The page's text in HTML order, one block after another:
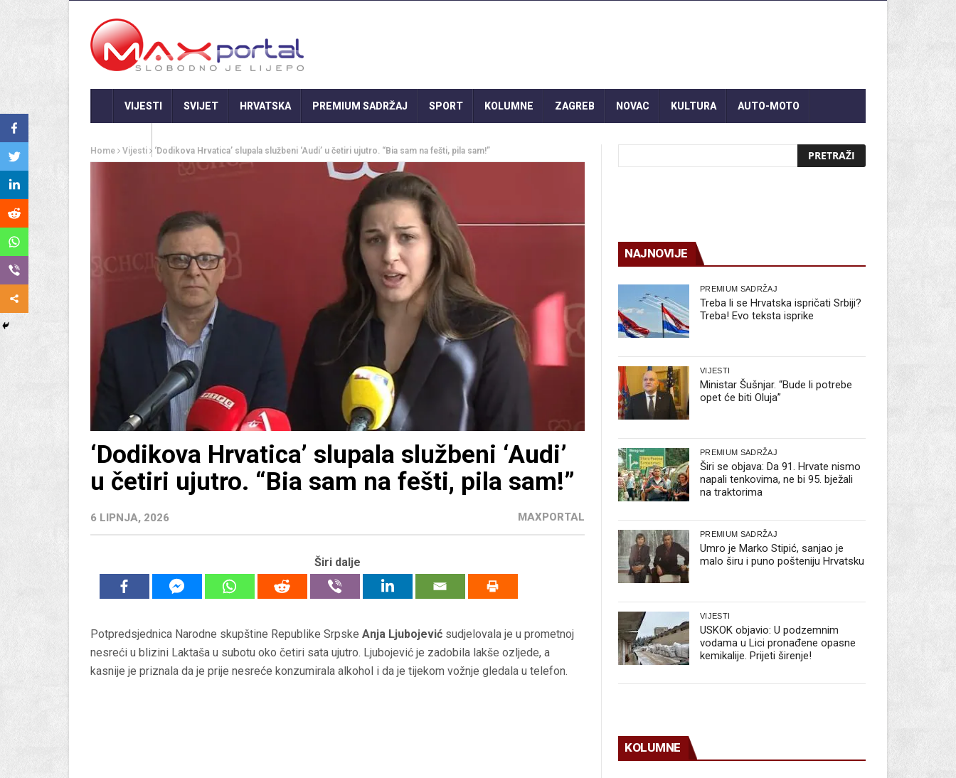
VIJESTI SVIJET HRVATSKA PREMIUM SADRŽAJ SPORT KOLUMNE ZAGREB NOVAC KULTURA AUTO-MOTO
Home Vijesti ‘Dodikova Hrvatica’ slupala službeni ‘Audi’ u četiri ujutro. “Bia sam na fešti, pila sam!”
‘Dodikova Hrvatica’ slupala službeni ‘Audi’
u četiri ujutro. “Bia sam na fešti, pila sam!”
6 LIPNJA, 2026 MAXPORTAL
Širi dalje
Potpredsjednica Narodne skupštine Republike Srpske Anja Ljubojević sudjelovala je u prometnoj
nesreći u blizini Laktaša u subotu oko četiri sata ujutro. Ljubojević je zadobila lakše ozljede, a
kasnije je priznala da je prije nesreće konzumirala alkohol i da je tijekom vožnje gledala u telefon.
NAJNOVIJE
PREMIUM SADRŽAJ
Treba li se Hrvatska ispričati Srbiji?
Treba! Evo teksta isprike
VIJESTI
Ministar Šušnjar. “Bude li potrebe
opet će biti Oluja”
PREMIUM SADRŽAJ
Širi se objava: Da 91. Hrvate nismo
napali tenkovima, ne bi 95. bježali
na traktorima
PREMIUM SADRŽAJ
Umro je Marko Stipić, sanjao je
malo širu i puno pošteniju Hrvatsku
VIJESTI
USKOK objavio: U podzemnim
vodama u Lici pronađene opasne
kemikalije. Prijeti širenje!
KOLUMNE